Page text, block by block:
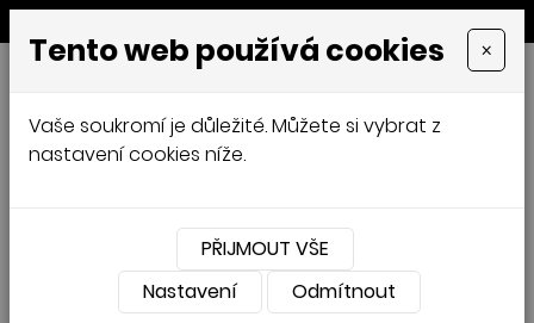
MENU
GALAMODA-XXL
Jana Mládková
XXL,ČESKÁ VÝROBA
Přihlásit Košík 0
Tento web používá cookies ×
Vaše soukromí je důležité. Můžete si vybrat z
nastavení cookies níže.
PŘIJMOUT VŠE
Nastavení
Odmítnout